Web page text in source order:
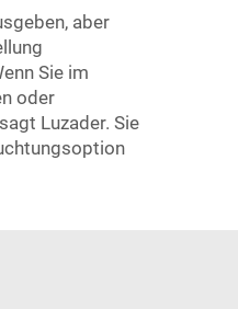
aber
Sie im
oder
Luzader. Sie